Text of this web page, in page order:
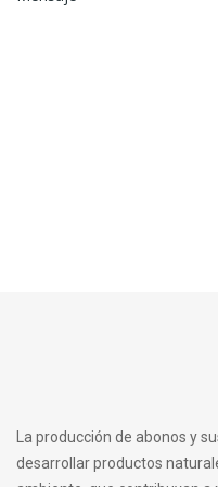
La producción de abonos y
desarrollar productos